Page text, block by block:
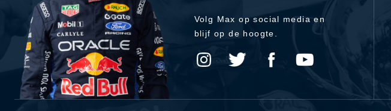
Volg Max op social media en
blijf op de hoogte.